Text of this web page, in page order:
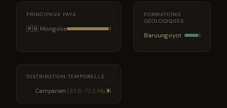
PRINCIPAUX PAYS
🇲🇳 Mongolie 1
FORMATIONS
GÉOLOGIQUES
Baruungoyot 1
DISTRIBUTION TEMPORELLE
Campanien (83.6–72.2 Ma) 1